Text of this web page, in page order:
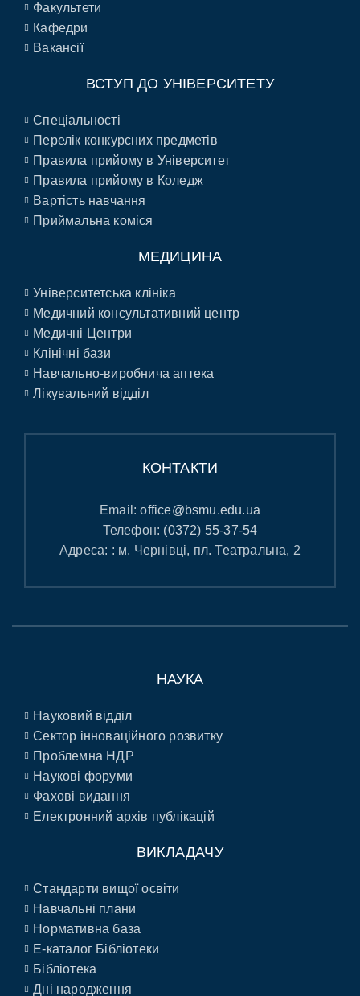
Факультети
Кафедри
Вакансії
ВСТУП ДО УНІВЕРСИТЕТУ
Спеціальності
Перелік конкурсних предметів
Правила прийому в Університет
Правила прийому в Коледж
Вартість навчання
Приймальна коміся
МЕДИЦИНА
Університетська клініка
Медичний консультативний центр
Медичні Центри
Клінічні бази
Навчально-виробнича аптека
Лікувальний відділ
КОНТАКТИ
Email:office@bsmu.edu.ua
Телефон: (0372) 55-37-54
Адреса: : м. Чернівці, пл. Театральна, 2
НАУКА
Науковий відділ
Сектор інноваційного розвитку
Проблемна НДР
Наукові форуми
Фахові видання
Електронний архів публікацій
ВИКЛАДАЧУ
Стандарти вищої освіти
Навчальні плани
Нормативна база
E-каталог Бібліотеки
Бібліотека
Дні народження